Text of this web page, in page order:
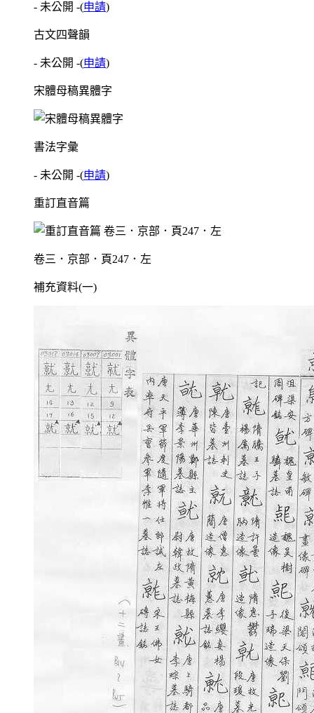
- 未公開 -(申請)
古文四聲韻
- 未公開 -(申請)
宋體母稿異體字
書法字彙
- 未公開 -(申請)
重訂直音篇
卷三．京部．頁247．左
補充資料(一)